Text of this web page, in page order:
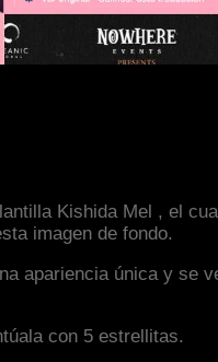
Kishida Mel , el
imagen de fondo.
apariencia única y se
con 5 estrellitas.